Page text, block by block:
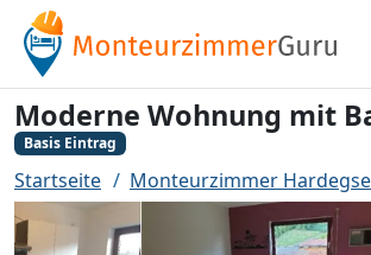
Moderne Wohnung mit
Basis Eintrag
Startseite Monteurzimmer